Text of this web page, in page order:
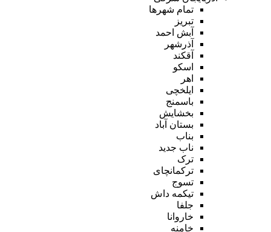
تمام شهر‌ها
تبریز
آبش احمد
آذرشهر
آقکند
اسکو
اهر
ایلخچی
باسمنج
بخشایش
بستان آباد
بناب
ناب جدید
ترک
ترکمانچای
تسوج
تیکمه داش
جلفا
خاروانا
خامنه